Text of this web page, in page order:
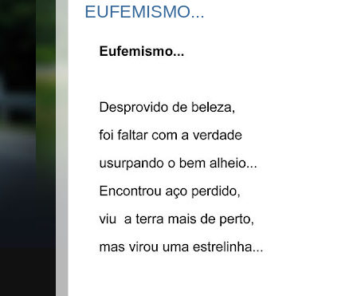
EUFEMISMO...